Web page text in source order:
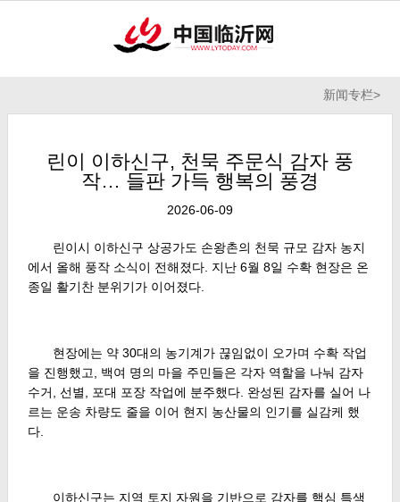
新闻专栏>
린이 이하신구, 천묵 주문식 감자 풍
작… 들판 가득 행복의 풍경
2026-06-09
린이시 이하신구 상공가도 손왕촌의 천묵 규모 감자 농지
에서 올해 풍작 소식이 전해졌다. 지난 6월 8일 수확 현장은 온
종일 활기찬 분위기가 이어졌다.
현장에는 약 30대의 농기계가 끊임없이 오가며 수확 작업
을 진행했고, 백여 명의 마을 주민들은 각자 역할을 나눠 감자
수거, 선별, 포대 포장 작업에 분주했다. 완성된 감자를 실어 나
르는 운송 차량도 줄을 이어 현지 농산물의 인기를 실감케 했
다.
이하신구는 지역 토지 자원을 기반으로 감자를 핵심 특색